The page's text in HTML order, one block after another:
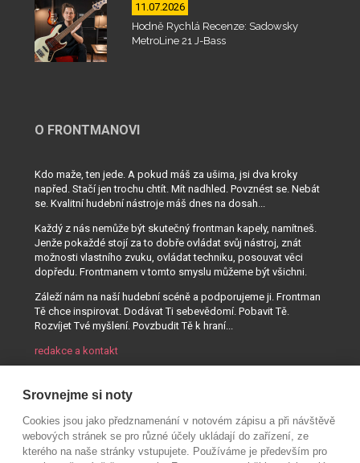
11.07.2026
Hodně Rychlá Recenze: Sadowsky
MetroLine 21 J-Bass
O FRONTMANOVI
Kdo maže, ten jede. A pokud máš za ušima, jsi dva kroky
napřed. Stačí jen trochu chtít. Mít nadhled. Povznést se. Nebát
se. Kvalitní hudební nástroje máš dnes na dosah...
Každý z nás nemůže být skutečný frontman kapely, namítneš.
Jenže pokaždé stojí za to dobře ovládat svůj nástroj, znát
možnosti vlastního zvuku, ovládat techniku, posouvat věci
dopředu. Frontmanem v tomto smyslu můžeme být všichni.
Záleží nám na naší hudební scéně a podporujeme ji. Frontman
Tě chce inspirovat. Dodávat Ti sebevědomí. Pobavit Tě.
Rozvíjet Tvé myšlení. Povzbudit Tě k hraní...
redakce a kontakt
Srovnejme si noty
Cookies jsou jako předznamenání v notovém zápisu a při návštěvě
webových stránek se pro různé účely ukládají do zařízení, ze
kterého na naše stránky vstupujete. Používáme je především pro